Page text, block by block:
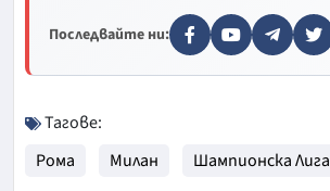
Последвайте ни:
Тагове:
Рома
Милан Шампионска Лига